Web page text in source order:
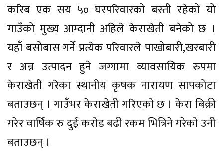
करिब एक सय ५० घरपरिवारको बस्ती रहेको यो
गाउँको मुख्य आम्दानी अहिले केराखेती बनेको छ ।
यहाँ बसोबास गर्ने प्रत्येक परिवारले पाखोबारी,खरबारी
र अन्न उत्पादन हुने जग्गामा व्यावसायिक रुपमा
केराखेती गरेका स्थानीय कृषक नारायण सापकोटा
बताउछन् । गाउँभर केराखेती गरिएको छ । केरा बिक्री
गरेर वार्षिक रु दुई करोड बढी रकम भित्रिने गरेको उनी
बताउछन् ।